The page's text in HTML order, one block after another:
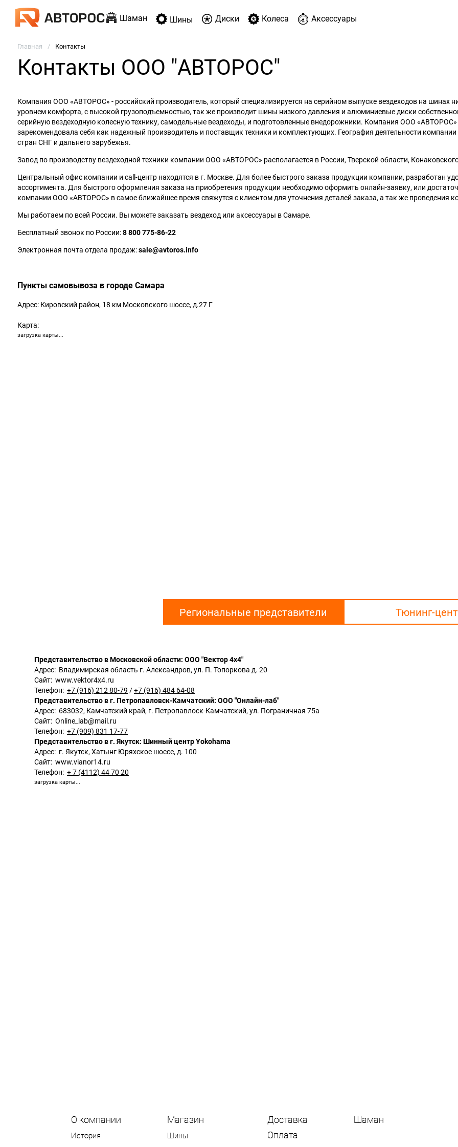
Шаман Шины Диски Колеса Аксессуары
Главная Контакты
Контакты ООО "АВТОРОС"
Компания ООО «АВТОРОС» - российский производитель, который специализируется на серийном выпуске вездеходов на
уровнем комфорта, с высокой грузоподъемностью, так же производит шины низкого давления и алюминиевые диски
серийную вездеходную колесную технику, самодельные вездеходы, и подготовленные внедорожники. Компания ООО «АВТОРОС»
зарекомендовала себя как надежный производитель и поставщик техники и комплектующих. География деятельности
стран СНГ и дальнего зарубежья.
Завод по производству вездеходной техники компании ООО «АВТОРОС» располагается в России, Тверской области,
Центральный офис компании и call-центр находятся в г. Москве. Для более быстрого заказа продукции компании, разработан
ассортимента. Для быстрого оформления заказа на приобретения продукции необходимо оформить онлайн-заявку, или
компании ООО «АВТОРОС» в самое ближайшее время свяжутся с клиентом для уточнения деталей заказа, а так же проведения
Мы работаем по всей России. Вы можете заказать вездеход или аксессуары в Самаре.
Бесплатный звонок по России:8 800 775-86-22
Электронная почта отдела продаж:sale@avtoros.info
Пункты самовывоза в городе Самара
Адрес: Кировский район, 18 км Московского шоссе, д.27 Г
Карта:
загрузка карты...
Региональные представители Тюнинг-
Представительство в Московской области: ООО "Вектор 4х4"
Адрес: Владимирская область г. Александров, ул. П. Топоркова д. 20
Сайт: www.vektor4x4.ru
Телефон: +7 (916) 212 80-79 /+7 (916) 484 64-08
Представительство в г. Петропавловск-Камчатский: ООО "Онлайн-лаб"
Адрес: 683032, Камчатский край, г. Петропавлоск-Камчатский, ул. Пограничная 75а
Сайт: Online_lab@mail.ru
Телефон: +7 (909) 831 17-77
Представительство в г. Якутск: Шинный центр Yokohama
Адрес: г. Якутск, Хатынг Юряхское шоссе, д. 100
Сайт: www.vianor14.ru
Телефон: + 7 (4112) 44 70 20
загрузка карты...
О компании
История
Магазин
Шины
Доставка
Оплата
Шаман